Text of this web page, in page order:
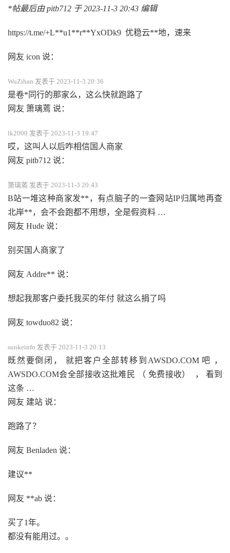
*帖最后由 pitb712 于 2023-11-3 20:43 编辑
https://t.me/+L**u1**r**YxODk9 优稳云**地，速来
网友 icon 说：
WuZihan 发表于 2023-11-3 20:36
是卷*同行的那家么，这么快就跑路了
网友 箫璃蔫 说：
lk2000 发表于 2023-11-3 19:47
哎，这叫人以后咋相信国人商家
网友 pitb712 说：
箫璃蔫 发表于 2023-11-3 20:43
B站一堆这种商家发**，有点脑子的一查网站IP归属地再查
北岸**，会不会跑都不用想，全是假资料 …
网友 Hude 说：
别买国人商家了
网友 Addre** 说：
想起我那客户委托我买的年付 就这么捐了吗
网友 towduo82 说：
sunkeinfo 发表于 2023-11-3 20:13
既然要倒闭， 就把客户全部转移到AWSDO.COM 吧 ，
AWSDO.COM会全部接收这批难民 （ 免费接收） ， 看到
这条 …
网友 建站 说：
跑路了？
网友 Benladen 说：
建议**
网友 **ab 说：
买了1年。
都没有能用过。。